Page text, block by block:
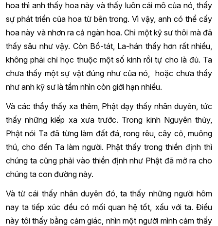
hoa thì anh thấy hoa này và thấy luôn cái mô của nó, thấy
sự phát triển của hoa từ bên trong. Vì vậy, anh có thể cấy
hoa này và nhơn ra cả ngàn hoa. Chỉ một kỹ sư thôi mà đã
thấy sâu như vậy. Còn Bồ-tát, La-hán thấy hơn rất nhiều,
không phải chỉ học thuộc một số kinh rồi tự cho là đủ. Ta
chưa thấy một sự vật đúng như của nó, hoặc chưa thấy
như anh kỹ sư là tầm nhìn còn giới hạn nhiều.
Và các thầy thấy xa thêm, Phật dạy thấy nhân duyên, tức
thấy những kiếp xa xưa trước. Trong kinh Nguyên thủy,
Phật nói Ta đã từng làm đất đá, rong rêu, cây cỏ, muông
thú, cho đến Ta làm người. Phật thấy trong thiền định thì
chúng ta cũng phải vào thiền định như Phật đã mở ra cho
chúng ta con đường này.
Và từ cái thấy nhân duyên đó, ta thấy những người hôm
nay ta tiếp xúc đều có mối quan hệ tốt, xấu với ta. Điều
này tôi thấy bằng cảm giác, nhìn một người mình cảm thấy